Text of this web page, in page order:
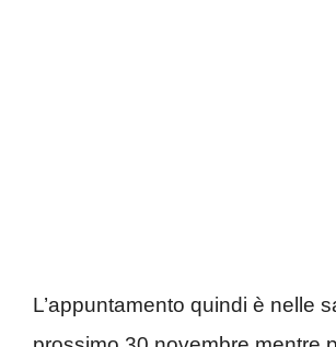
L’appuntamento quindi è nelle